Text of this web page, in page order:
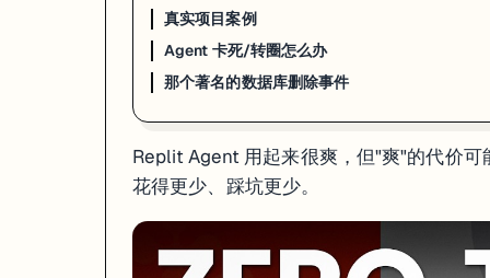
Agent Skills：教 Agent 按你的规矩干活
真实项目案例
Agent 卡死/转圈怎么办
那个著名的数据库删除事件
Replit Agent 用起来很爽，但"爽"的代价
花得更少、踩坑更少。